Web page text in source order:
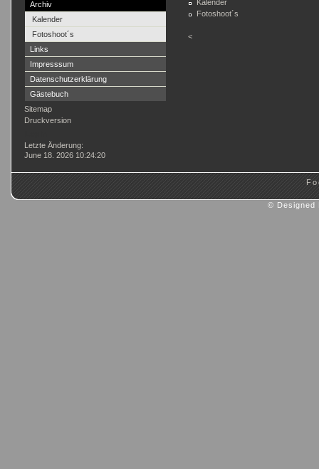
Archiv
Kalender
Fotoshoot´s
Links
Impresssum
Datenschutzerklärung
Gästebuch
Sitemap
Druckversion
Letzte Änderung:
June 18. 2026 10:24:20
Kalender
Fotoshoot´s
<
© Designed